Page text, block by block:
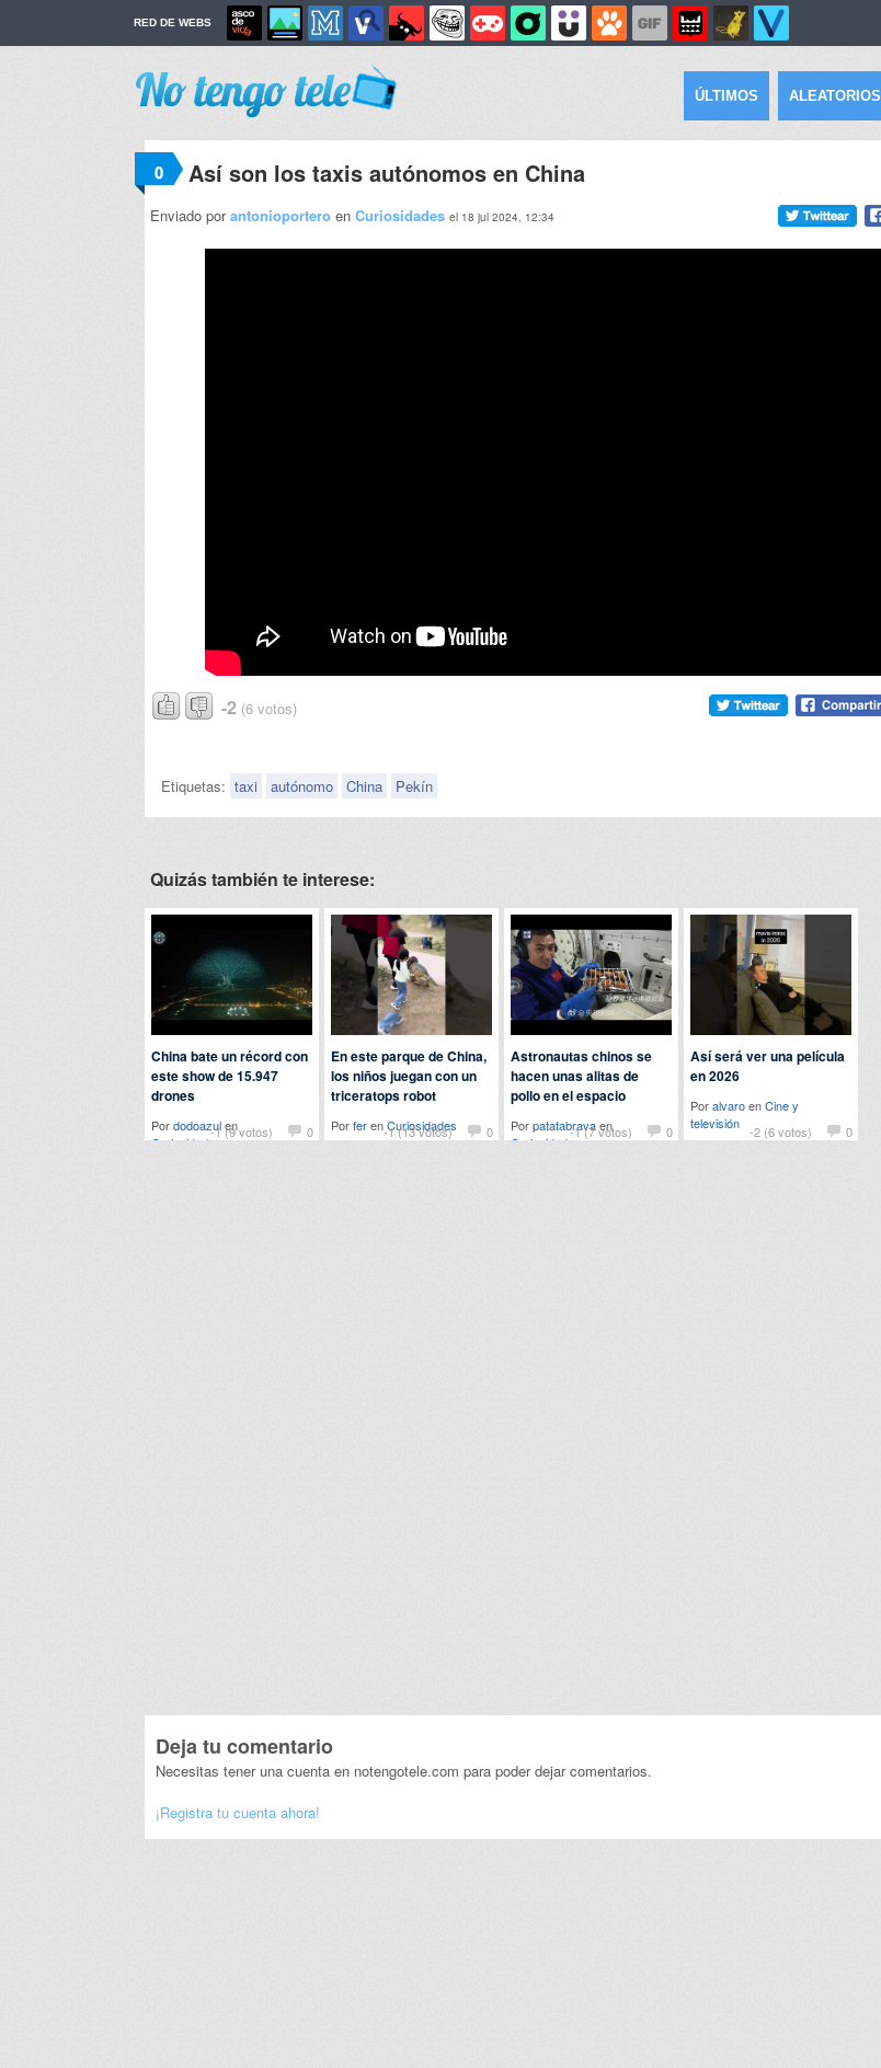
RED DE WEBS
ÚLTIMOS ALEATORIOS
0 Así son los taxis autónomos en China
Enviado porantonioportero en Curiosidades el 18 jul 2024, 12:34
-2 (6 votos)
Etiquetas: taxi autónomo China Pekín
Quizás también te interese:
-1 (9 votos) 0
China bate un récord con
este show de 15.947
drones
Pordodoazulen
Curiosidades
-1 (13 votos) 0
En este parque de China,
los niños juegan con un
triceratops robot
PorferenCuriosidades -1 (7 votos) 0
Astronautas chinos se
hacen unas alitas de
pollo en el espacio
Porpatatabravaen
Curiosidades
-2 (6 votos) 0
Así será ver una película
en 2026
PoralvaroenCine y
televisión
Deja tu comentario
Necesitas tener una cuenta en notengotele.com para poder dejar comentarios.
¡Registra tu cuenta ahora!